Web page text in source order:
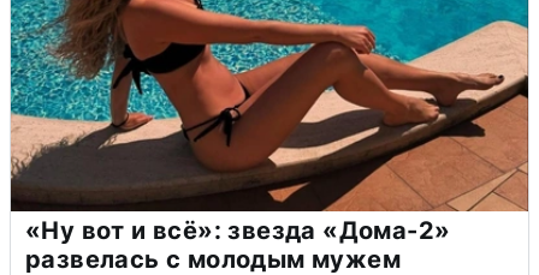
«Ну вот и всё»: звезда «Дома-2»
развелась с молодым мужем